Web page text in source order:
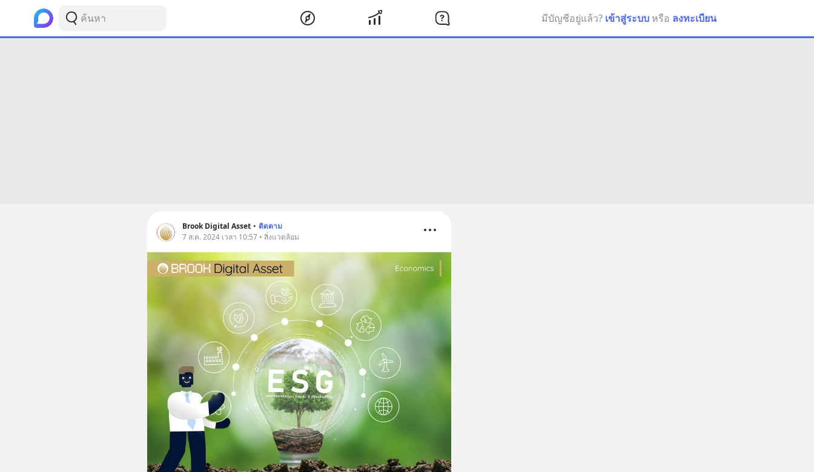
มีบัญชีอยู่แล้ว? เข้าสู่ระบบ หรือ ลงทะเบียน
Brook Digital Asset • ติดตาม
7 ส.ค. 2024 เวลา 10:57 • สิ่งแวดล้อม